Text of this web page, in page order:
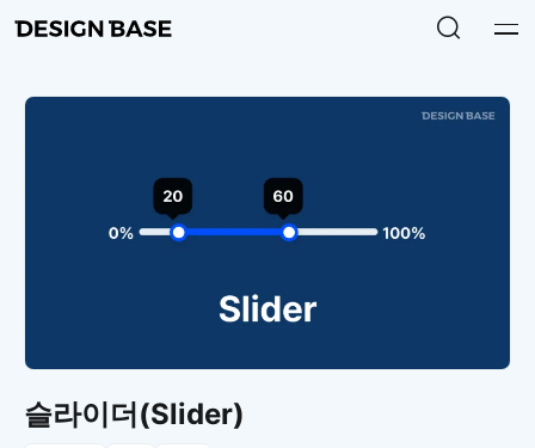
슬라이더(Slider)